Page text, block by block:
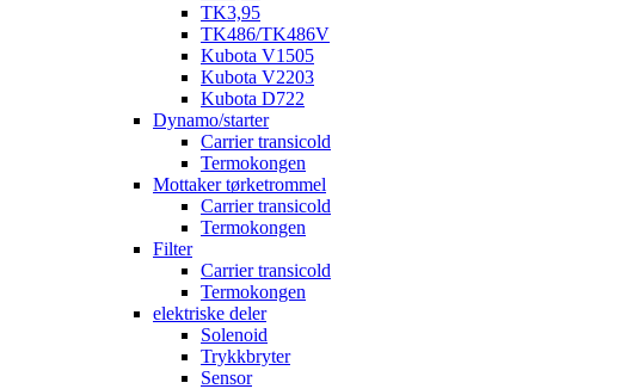
TK3,95
TK486/TK486V
Kubota V1505
Kubota V2203
Kubota D722
Dynamo/starter
Carrier transicold
Termokongen
Mottaker tørketrommel
Carrier transicold
Termokongen
Filter
Carrier transicold
Termokongen
elektriske deler
Solenoid
Trykkbryter
Sensor